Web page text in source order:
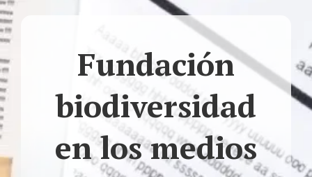
Fundación
biodiversidad
en los medios